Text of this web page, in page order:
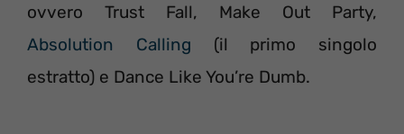
ovvero Trust Fall, Make Out Party,
Absolution Calling (il primo singolo
estratto) e Dance Like You’re Dumb.